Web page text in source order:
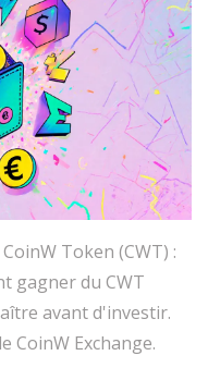
Token (CWT) :
gagner du CWT
avant d'investir.
CoinW Exchange.